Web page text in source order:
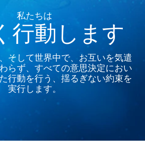
私たちは
行動します
そして世界中で、お互いを気遣
らず、すべての意思決定におい
行動を行う、揺るぎない約束を
実行します。